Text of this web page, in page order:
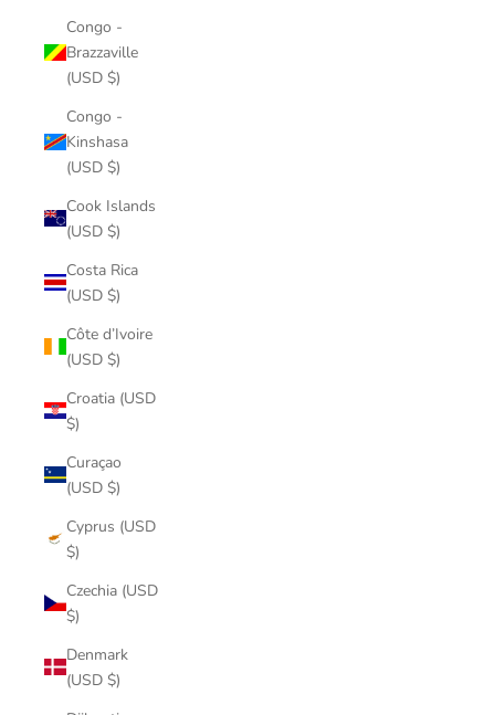
Congo -
Brazzaville
(USD $)
Congo -
Kinshasa
(USD $)
Cook Islands
(USD $)
Costa Rica
(USD $)
Côte d’Ivoire
(USD $)
Croatia (USD
$)
Curaçao
(USD $)
Cyprus (USD
$)
Czechia (USD
$)
Denmark
(USD $)